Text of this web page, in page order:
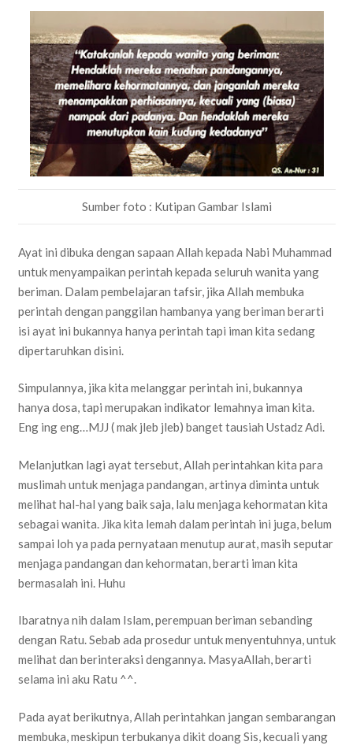
Sumber foto : Kutipan Gambar Islami
Ayat ini dibuka dengan sapaan Allah kepada Nabi Muhammad
untuk menyampaikan perintah kepada seluruh wanita yang
beriman. Dalam pembelajaran tafsir, jika Allah membuka
perintah dengan panggilan hambanya yang beriman berarti
isi ayat ini bukannya hanya perintah tapi iman kita sedang
dipertaruhkan disini.
Simpulannya, jika kita melanggar perintah ini, bukannya
hanya dosa, tapi merupakan indikator lemahnya iman kita.
Eng ing eng…MJJ ( mak jleb jleb) banget tausiah Ustadz Adi.
Melanjutkan lagi ayat tersebut, Allah perintahkan kita para
muslimah untuk menjaga pandangan, artinya diminta untuk
melihat hal-hal yang baik saja, lalu menjaga kehormatan kita
sebagai wanita. Jika kita lemah dalam perintah ini juga, belum
sampai loh ya pada pernyataan menutup aurat, masih seputar
menjaga pandangan dan kehormatan, berarti iman kita
bermasalah ini. Huhu
Ibaratnya nih dalam Islam, perempuan beriman sebanding
dengan Ratu. Sebab ada prosedur untuk menyentuhnya, untuk
melihat dan berinteraksi dengannya. MasyaAllah, berarti
selama ini aku Ratu ^^.
Pada ayat berikutnya, Allah perintahkan jangan sembarangan
membuka, meskipun terbukanya dikit doang Sis, kecuali yang